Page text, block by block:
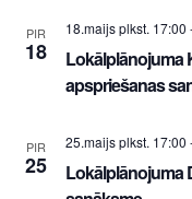
PIR
18
18.maijs plkst. 17:00
Lokālplānojuma
apspriešanas
PIR
25
25.maijs plkst. 17:00
Lokālplānojuma